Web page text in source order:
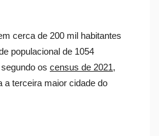
cerca de 200 mil habitantes
populacional de 1054
segundo os census de 2021,
a terceira maior cidade do